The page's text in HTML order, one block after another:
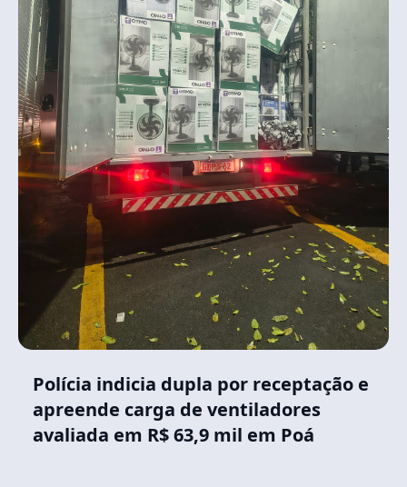
Polícia indicia dupla por receptação e
apreende carga de ventiladores
avaliada em R$ 63,9 mil em Poá